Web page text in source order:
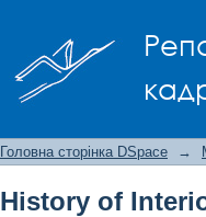
Головна сторінка DSpace →
History of